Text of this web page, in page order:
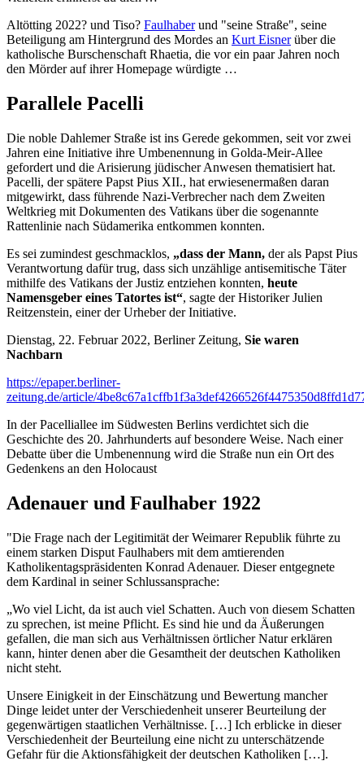
Altötting 2022? und Tiso? Faulhaberund "seine Straße", seine
Beteiligung am Hintergrund des Mordes an Kurt Eisnerüber die
katholische Burschenschaft Rhaetia, die vor ein paar Jahren noch
den Mörder auf ihrer Homepage würdigte …
Parallele Pacelli
Die noble Dahlemer Straße ist ins Gerede gekommen, seit vor zwei
Jahren eine Initiative ihre Umbenennung in Golda-Meir-Allee
gefordert und die Arisierung jüdischer Anwesen thematisiert hat.
Pacelli, der spätere Papst Pius XII., hat erwiesenermaßen daran
mitgewirkt, dass führende Nazi-Verbrecher nach dem Zweiten
Weltkrieg mit Dokumenten des Vatikans über die sogenannte
Rattenlinie nach Südamerika entkommen konnten.
Es sei zumindest geschmacklos, „dass der Mann, der als Papst Pius
Verantwortung dafür trug, dass sich unzählige antisemitische Täter
mithilfe des Vatikans der Justiz entziehen konnten, heute
Namensgeber eines Tatortes ist“, sagte der Historiker Julien
Reitzenstein, einer der Urheber der Initiative.
Dienstag, 22. Februar 2022, Berliner Zeitung, Sie waren
Nachbarn
https://epaper.berliner-
zeitung.de/article/
In der Pacelliallee im Südwesten Berlins verdichtet sich die
Geschichte des 20. Jahrhunderts auf besondere Weise. Nach einer
Debatte über die Umbenennung wird die Straße nun ein Ort des
Gedenkens an den Holocaust
Adenauer und Faulhaber 1922
"Die Frage nach der Legitimität der Weimarer Republik führte zu
einem starken Disput Faulhabers mit dem amtierenden
Katholikentagspräsidenten Konrad Adenauer. Dieser entgegnete
dem Kardinal in seiner Schlussansprache:
„Wo viel Licht, da ist auch viel Schatten. Auch von diesem Schatten
zu sprechen, ist meine Pflicht. Es sind hie und da Äußerungen
gefallen, die man sich aus Verhältnissen örtlicher Natur erklären
kann, hinter denen aber die Gesamtheit der deutschen Katholiken
nicht steht.
Unsere Einigkeit in der Einschätzung und Bewertung mancher
Dinge leidet unter der Verschiedenheit unserer Beurteilung der
gegenwärtigen staatlichen Verhältnisse. […] Ich erblicke in dieser
Verschiedenheit der Beurteilung eine nicht zu unterschätzende
Gefahr für die Aktionsfähigkeit der deutschen Katholiken […].